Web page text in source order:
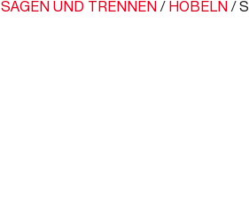
SÄGEN UND TRENNEN / HOBELN /